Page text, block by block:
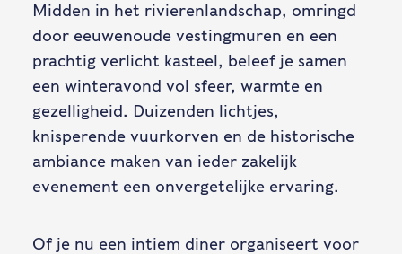
Midden in het rivierenlandschap, omringd
door eeuwenoude vestingmuren en een
prachtig verlicht kasteel, beleef je samen
een winteravond vol sfeer, warmte en
gezelligheid. Duizenden lichtjes,
knisperende vuurkorven en de historische
ambiance maken van ieder zakelijk
evenement een onvergetelijke ervaring.
Of je nu een intiem diner organiseert voor